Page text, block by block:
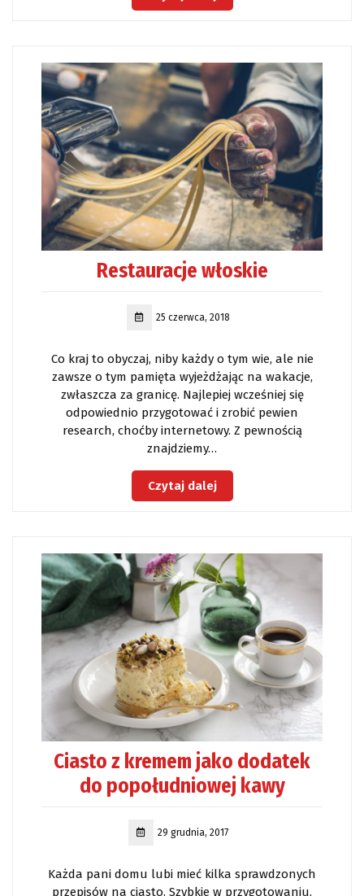
Restauracje włoskie
25 czerwca, 2018
Co kraj to obyczaj, niby każdy o tym wie, ale nie
zawsze o tym pamięta wyjeżdżając na wakacje,
zwłaszcza za granicę. Najlepiej wcześniej się
odpowiednio przygotować i zrobić pewien
research, choćby internetowy. Z pewnością
znajdziemy…
Czytaj dalej
Ciasto z kremem jako dodatek
do popołudniowej kawy
29 grudnia, 2017
Każda pani domu lubi mieć kilka sprawdzonych
przepisów na ciasto. Szybkie w przygotowaniu,